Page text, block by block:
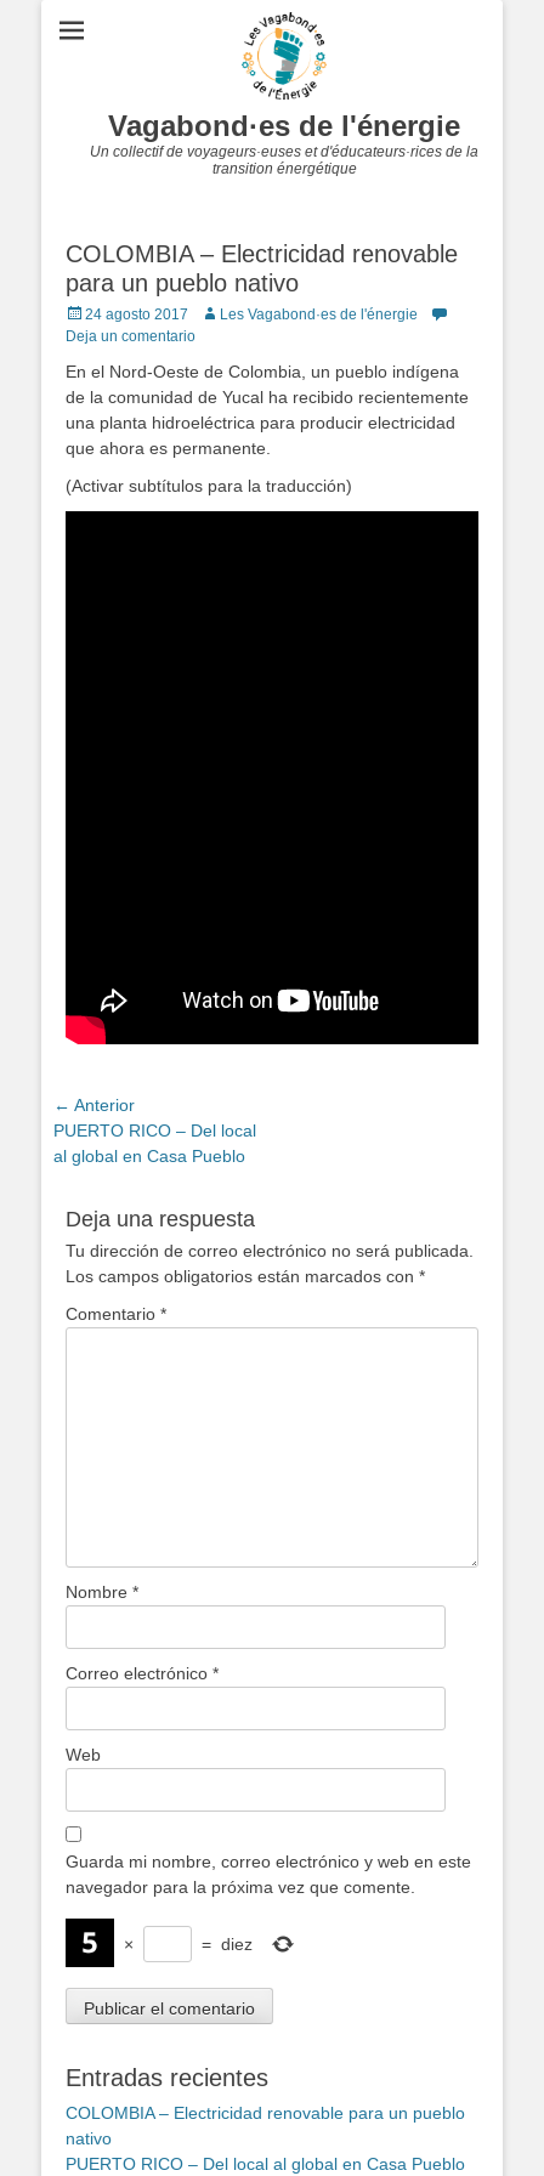
Vagabond·es de l'énergie
Un collectif de voyageurs·euses et d'éducateurs·rices de la
transition énergétique
COLOMBIA – Electricidad renovable
para un pueblo nativo
Publicado
en
24 agosto 2017 AutorLes Vagabond·es de l'énergie
Deja un comentario
En el Nord-Oeste de Colombia, un pueblo indígena
de la comunidad de Yucal ha recibido recientemente
una planta hidroeléctrica para producir electricidad
que ahora es permanente.
(Activar subtítulos para la traducción)
Navegación
de
entradas
← Anterior
Entrada
anterior:
PUERTO RICO – Del local
al global en Casa Pueblo
Deja una respuesta
Tu dirección de correo electrónico no será publicada.
Los campos obligatorios están marcados con *
Comentario *
Nombre *
Correo electrónico *
Web
Guarda mi nombre, correo electrónico y web en este
navegador para la próxima vez que comente.
× = diez
Entradas recientes
COLOMBIA – Electricidad renovable para un pueblo
nativo
PUERTO RICO – Del local al global en Casa Pueblo